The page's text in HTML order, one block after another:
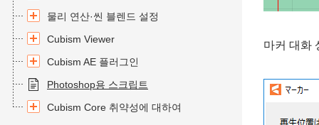
물리 연산·씬 블렌드 설정
Cubism Viewer
Cubism AE 플러그인
Photoshop용 스크립트
Cubism Core 취약성에 대하여
마커 대화